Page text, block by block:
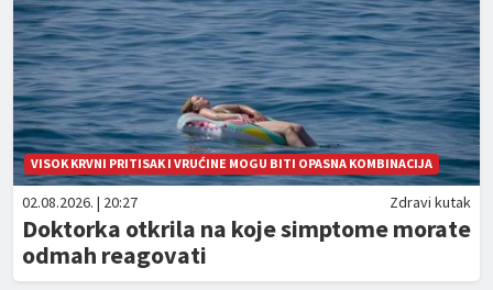
VISOK KRVNI PRITISAK I VRUĆINE MOGU BITI OPASNA KOMBINACIJA
02.08.2026. | 20:27 Zdravi kutak
Doktorka otkrila na koje simptome morate
odmah reagovati